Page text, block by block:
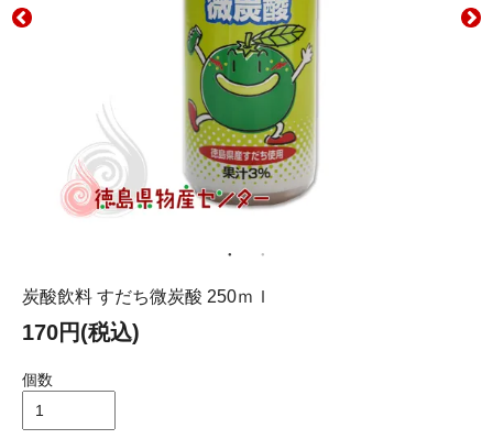
炭酸飲料 すだち微炭酸 250ｍｌ
170円(税込)
個数